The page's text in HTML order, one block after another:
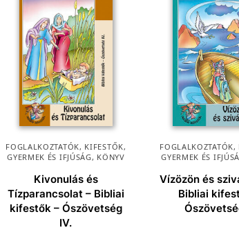
FOGLALKOZTATÓK, KIFESTŐK,
GYERMEK ÉS IFJÚSÁG, KÖNYV
Kivonulás és
Tízparancsolat – Bibliai
kifestők – Ószövetség
IV.
FOGLALKOZTATÓK,
GYERMEK ÉS
Vízözön és
Bibliai